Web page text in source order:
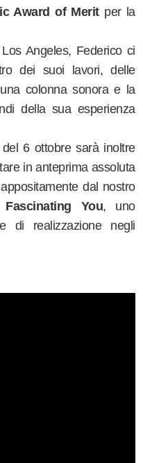
Award of Meritper la
Angeles, Federico ci
dei suoi lavori, delle
colonna sonora e la
della sua esperienza
del 6 ottobre sarà inoltre
in anteprima assoluta
dal nostro
Fascinating You, uno
di realizzazione negli